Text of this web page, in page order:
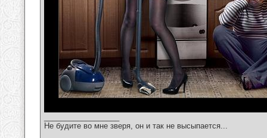
Не будите во мне зверя, он и так не высыпается...